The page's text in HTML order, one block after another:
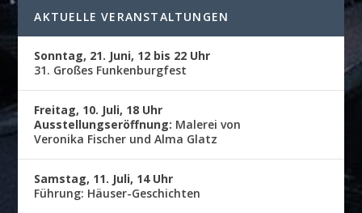
AKTUELLE VERANSTALTUNGEN
Sonntag, 21. Juni, 12 bis 22 Uhr
31. Großes Funkenburgfest
Freitag, 10. Juli, 18 Uhr
Ausstellungseröffnung: Malerei von
Veronika Fischer und Alma Glatz
Samstag, 11. Juli, 14 Uhr
Führung: Häuser-Geschichten